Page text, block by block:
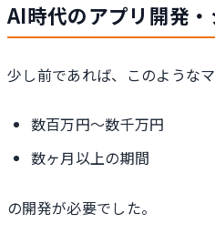
AI時代のアプリ開発
少し前であれば、このような
数百万円〜数千万円
数ヶ月以上の期間
の開発が必要でした。